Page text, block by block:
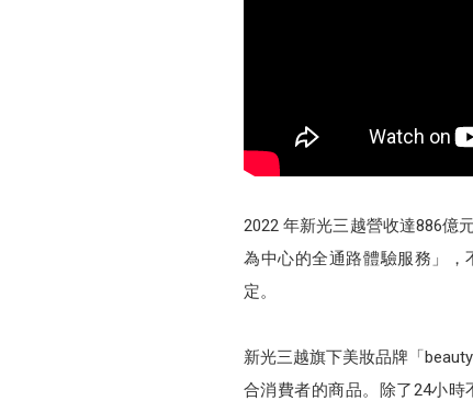
2022 年新光三越營收達886億
為中心的全通路體驗服務」，
定。
新光三越旗下美妝品牌「
合消費者的商品。除了24小